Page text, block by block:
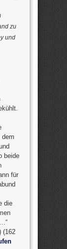
zu
und
dem
beide
für
die
(162